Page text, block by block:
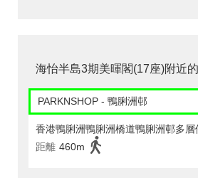
海怡半島3期美暉閣(17座)附近
PARKNSHOP - 鴨脷洲邨
香港鴨脷洲鴨脷洲橋道鴨脷洲邨多
距離 460m